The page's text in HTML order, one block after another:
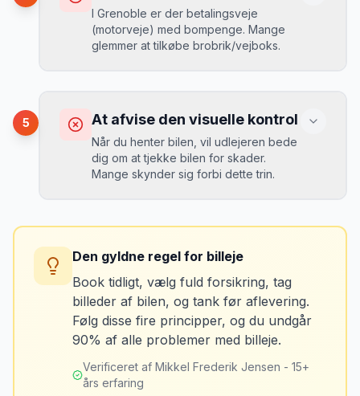
MJ
Mikkels erfaring September 2023
“En lille bule i døren kostede mig 8.000
kr. i selvrisiko. Siden har jeg altid
Løsning
I Grenoble er der betalingsveje
(motorveje) med bompenge. Mange
glemmer at tilkøbe brobrik/vejboks.
Du risikerer at køre forkert for at undgå
bomveje, eller at betale med kontanter
ved hver bom (langsommere og dyrere).
uge og sparer tid og besvær.
5 At afvise den visuelle kontrol
Når du henter bilen, vil udlejeren bede
dig om at tjekke bilen for skader.
Mange skynder sig forbi dette trin.
var der før du fik bilen.
Tag billeder af ALLE ridser, buler og
skader - selv de mindste. Tag også
billeder af kilometerstanden og
brændstofmåleren.
Den gyldne regel for billeje
Book tidligt, vælg fuld forsikring, tag
billeder af bilen, og tank før aflevering.
Følg disse fire principper, og du undgår
90% af alle problemer med billeje.
Verificeret af Mikkel Frederik Jensen - 15+
års erfaring